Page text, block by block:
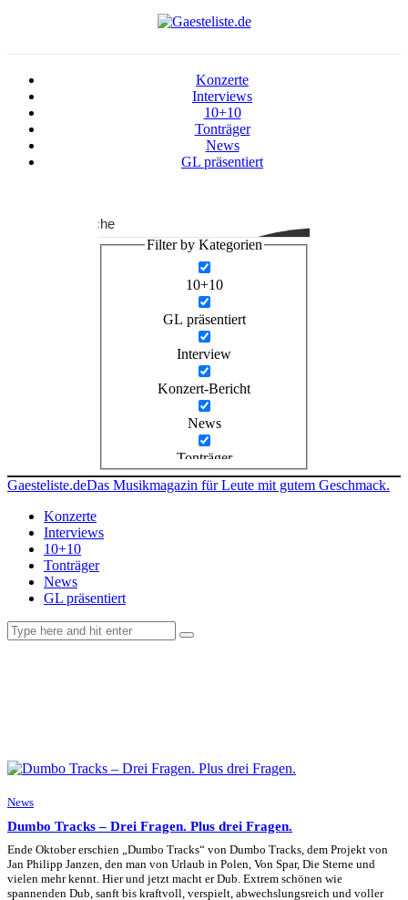
Konzerte
Interviews
10+10
Tonträger
News
GL präsentiert
Suche
Filter by Kategorien
10+10
GL präsentiert
Interview
Konzert-Bericht
News
Tonträger
Gaesteliste.deDas Musikmagazin für Leute mit gutem Geschmack.
Konzerte
Interviews
10+10
Tonträger
News
GL präsentiert
News
Dumbo Tracks – Drei Fragen. Plus drei Fragen.
Ende Oktober erschien „Dumbo Tracks“ von Dumbo Tracks, dem Projekt von
Jan Philipp Janzen, den man von Urlaub in Polen, Von Spar, Die Sterne und
vielen mehr kennt. Hier und jetzt macht er Dub. Extrem schönen wie
spannenden Dub, sanft bis kraftvoll, verspielt, abwechslungsreich und voller